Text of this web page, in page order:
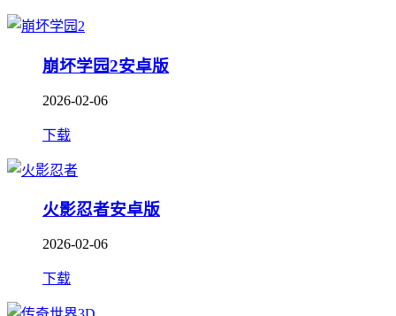
崩坏学园2安卓版
2026-02-06
下载
火影忍者安卓版
2026-02-06
下载